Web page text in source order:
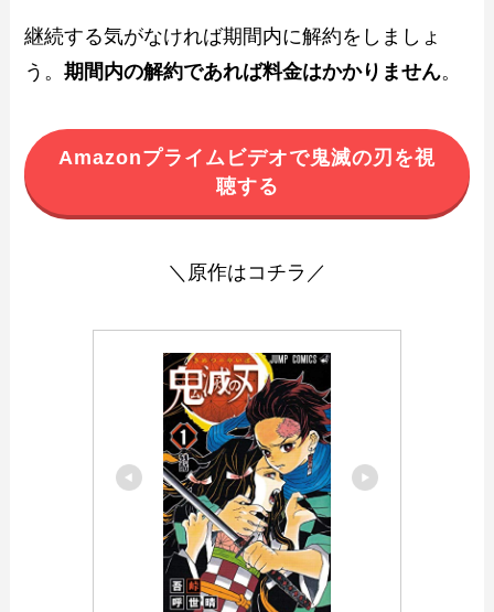
継続する気がなければ期間内に解約をしましょ
う。期間内の解約であれば料金はかかりません。
Amazonプライムビデオで鬼滅の刃を視
聴する
＼原作はコチラ／